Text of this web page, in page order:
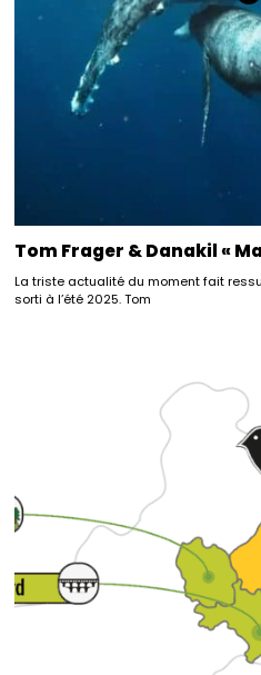
Tom Frager & Danakil «
La triste actualité du moment fait
sorti à l’été 2025. Tom